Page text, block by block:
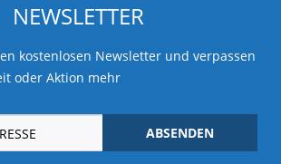
NEWSLETTER
kostenlosen Newsletter und verpassen
oder Aktion mehr
ABSENDEN